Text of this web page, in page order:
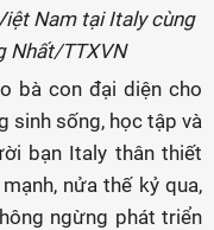
Nam tại Italy cùng
Nhất/TTXVN
bà con đại diện cho
sinh sống, học tập và
bạn Italy thân thiết
nửa thế kỷ qua,
ngừng phát triển